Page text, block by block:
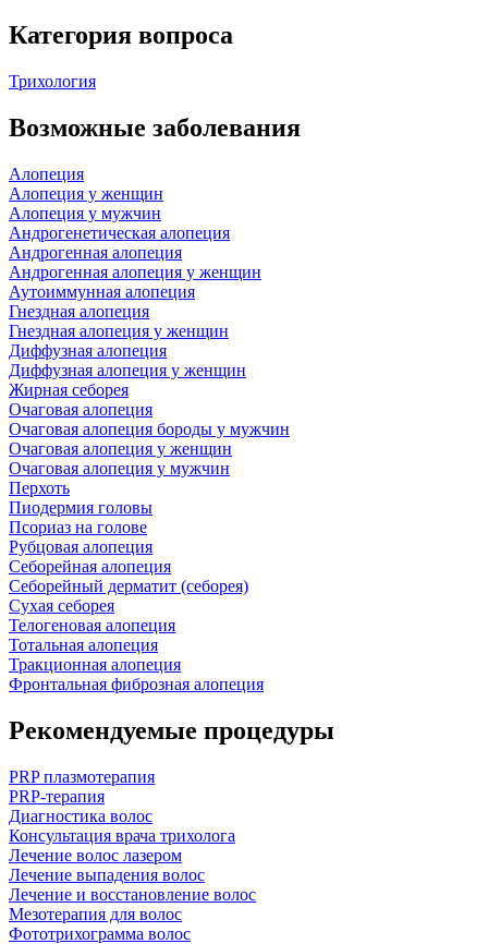
Категория вопроса
Трихология
Возможные заболевания
Алопеция
Алопеция у женщин
Алопеция у мужчин
Андрогенетическая алопеция
Андрогенная алопеция
Андрогенная алопеция у женщин
Аутоиммунная алопеция
Гнездная алопеция
Гнездная алопеция у женщин
Диффузная алопеция
Диффузная алопеция у женщин
Жирная себорея
Очаговая алопеция
Очаговая алопеция бороды у мужчин
Очаговая алопеция у женщин
Очаговая алопеция у мужчин
Перхоть
Пиодермия головы
Псориаз на голове
Рубцовая алопеция
Себорейная алопеция
Себорейный дерматит (себорея)
Сухая себорея
Телогеновая алопеция
Тотальная алопеция
Тракционная алопеция
Фронтальная фиброзная алопеция
Рекомендуемые процедуры
PRP плазмотерапия
PRP-терапия
Диагностика волос
Консультация врача трихолога
Лечение волос лазером
Лечение выпадения волос
Лечение и восстановление волос
Мезотерапия для волос
Фототрихограмма волос